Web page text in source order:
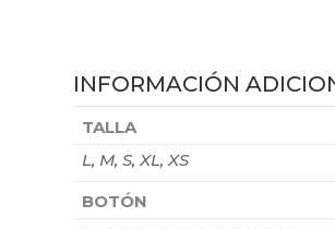
INFORMACIÓN
TALLA
L, M, S, XL, XS
BOTÓN